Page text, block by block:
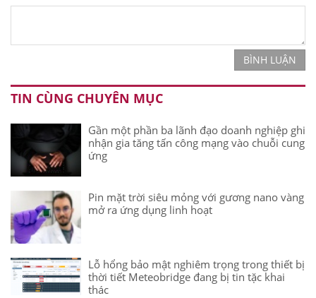
BÌNH LUẬN
TIN CÙNG CHUYÊN MỤC
Gần một phần ba lãnh đạo doanh nghiệp ghi
nhận gia tăng tấn công mạng vào chuỗi cung
ứng
Pin mặt trời siêu mỏng với gương nano vàng
mở ra ứng dụng linh hoạt
Lỗ hổng bảo mật nghiêm trọng trong thiết bị
thời tiết Meteobridge đang bị tin tặc khai
thác